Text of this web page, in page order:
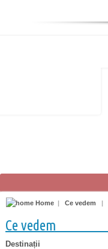
Home | Ce vedem |
Ce vedem
Destinații